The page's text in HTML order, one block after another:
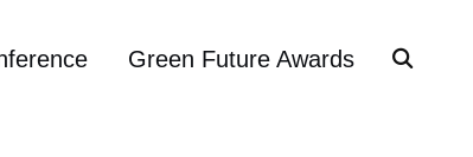
Green Future Awards